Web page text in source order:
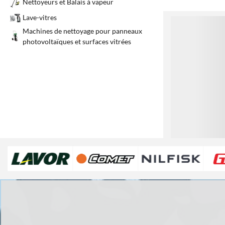
Nettoyeurs et Balais à vapeur
Lave-vitres
Machines de nettoyage pour panneaux
photovoltaïques et surfaces vitrées